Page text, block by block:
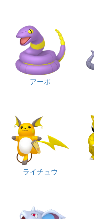
アーボ
ライチュウ